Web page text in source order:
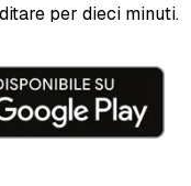
per dieci minuti.